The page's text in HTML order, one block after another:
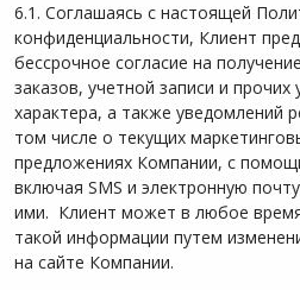
6.1. Соглашаясь с настоящей
конфиденциальности, Клиент
бессрочное согласие на
заказов, учетной записи и
характера, а также уведомлений
том числе о текущих
предложениях Компании, с
включая SMS и электронную
ими. Клиент может в любое
такой информации путем
на сайте Компании.